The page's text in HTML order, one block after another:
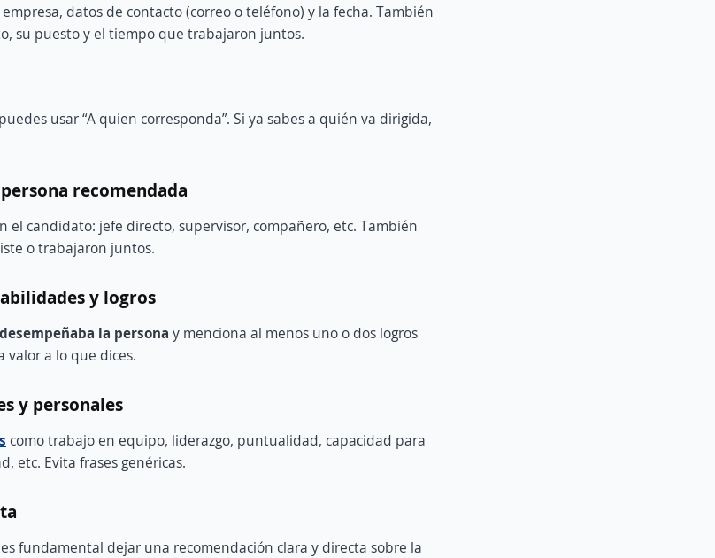
datos de contacto (correo o teléfono) y la fecha. También
su puesto y el tiempo que trabajaron juntos.
usar “A quien corresponda”. Si ya sabes a quién va dirigida,
recomendada
el candidato: jefe directo, supervisor, compañero, etc. También
o trabajaron juntos.
y logros
la persona y menciona al menos uno o dos logros
valor a lo que dices.
y personales
como trabajo en equipo, liderazgo, puntualidad, capacidad para
etc. Evita frases genéricas.
fundamental dejar una recomendación clara y directa sobre la